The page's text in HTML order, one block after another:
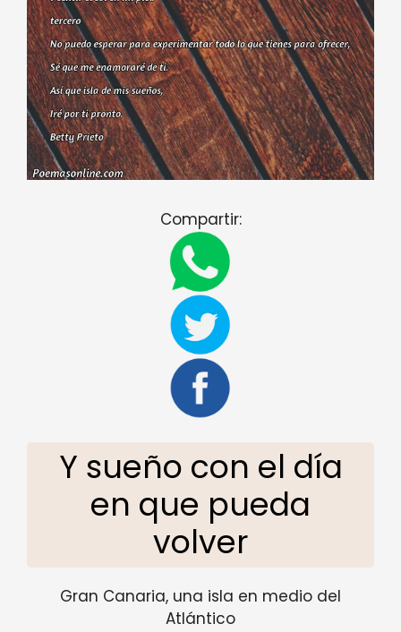
Compartir:
Y sueño con el día
en que pueda
volver
Gran Canaria, una isla en medio del
Atlántico